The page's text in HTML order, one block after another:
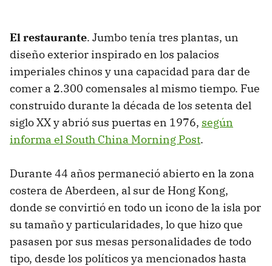
El restaurante. Jumbo tenía tres plantas, un
diseño exterior inspirado en los palacios
imperiales chinos y una capacidad para dar de
comer a 2.300 comensales al mismo tiempo. Fue
construido durante la década de los setenta del
siglo XX y abrió sus puertas en 1976, según
informa el South China Morning Post.
Durante 44 años permaneció abierto en la zona
costera de Aberdeen, al sur de Hong Kong,
donde se convirtió en todo un icono de la isla por
su tamaño y particularidades, lo que hizo que
pasasen por sus mesas personalidades de todo
tipo, desde los políticos ya mencionados hasta